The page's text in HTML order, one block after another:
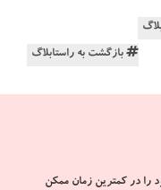
بازگشت به راستابلاگ
را در کمترین زمان ممکن